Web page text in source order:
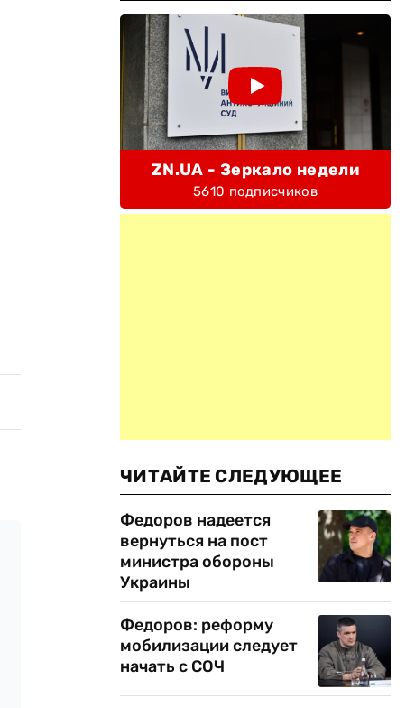
ZN.UA - Зеркало недели
5610 подписчиков
ЧИТАЙТЕ СЛЕДУЮЩЕЕ
Федоров надеется
вернуться на пост
министра обороны
Украины
Федоров: реформу
мобилизации следует
начать с СОЧ